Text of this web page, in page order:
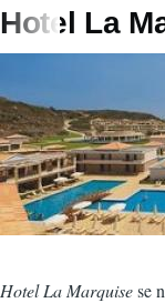
navigace
Hotel La
Hotel La Marquisese